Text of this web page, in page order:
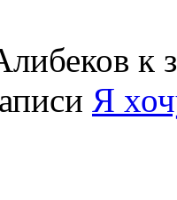
к
Я